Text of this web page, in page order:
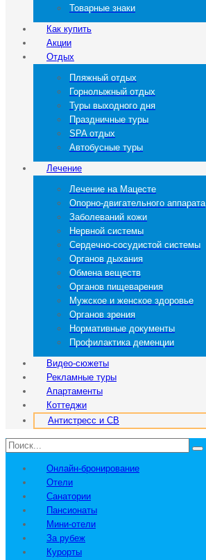
Товарные знаки
Как купить
Акции
Отдых
Пляжный отдых
Горнолыжный отдых
Туры выходного дня
Праздничные туры
SPA отдых
Автобусные туры
Лечение
Лечение на Мацесте
Опорно-двигательного аппарата
Заболеваний кожи
Нервной системы
Сердечно-сосудистой системы
Органов дыхания
Обмена веществ
Органов пищеварения
Мужское и женское здоровье
Органов зрения
Нормативные документы
Профилактика деменции
Видео-сюжеты
Рекламные туры
Апартаменты
Коттеджи
Антистресс и СВ
Онлайн-бронирование
Отели
Санатории
Пансионаты
Мини-отели
За рубеж
Курорты